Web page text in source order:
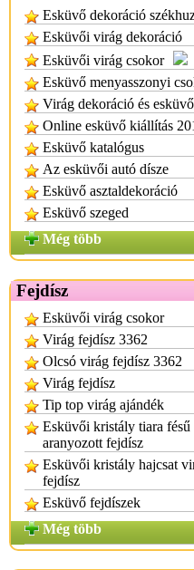
Esküvő dekoráció
Esküvői virág dekoráció
Esküvői virág csokor
Esküvő menyasszonyi
Virág dekoráció és
Online esküvő kiállítás
Esküvő katalógus
Az esküvői autó dísze
Esküvő asztaldekoráció
Esküvő szeged
Még több
Fejdísz
Esküvői virág csokor
Virág fejdísz 3362
Olcsó virág fejdísz 3362
Virág fejdísz
Tip top virág ajándék
Esküvői kristály tiara fésű
aranyozott fejdísz
Esküvői kristály hajcsat
fejdísz
Esküvő fejdíszek
Még több